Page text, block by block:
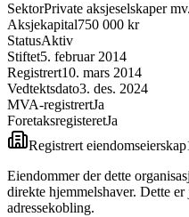
SektorPrivate aksjeselskaper mv.
Aksjekapital750 000 kr
StatusAktiv
Stiftet5. februar 2014
Registrert10. mars 2014
Vedtektsdato3. des. 2024
MVA-registrertJa
ForetaksregisteretJa
Registrert eiendomseierskap
Eiendommer der dette
direkte hjemmelshaver. Dette
adressekobling.